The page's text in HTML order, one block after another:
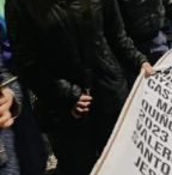
La violencia
intensificó en
políticas
protección,
materia de
fascistas que